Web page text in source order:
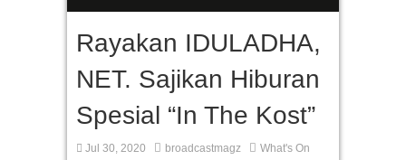
Rayakan IDULADHA,
NET. Sajikan Hiburan
Spesial “In The Kost”
Jul 30, 2020 broadcastmagz What's On